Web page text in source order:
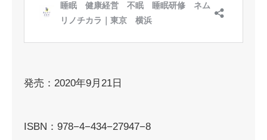
発売：2020年9月21日
ISBN：978−4−434−27947−8